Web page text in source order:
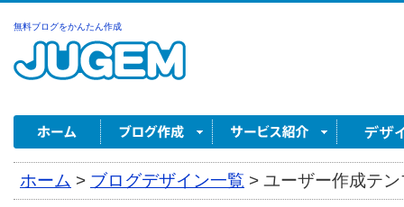
無料ブログをかんたん作成
ホーム > ブログデザイン一覧 > ユーザー作成テ